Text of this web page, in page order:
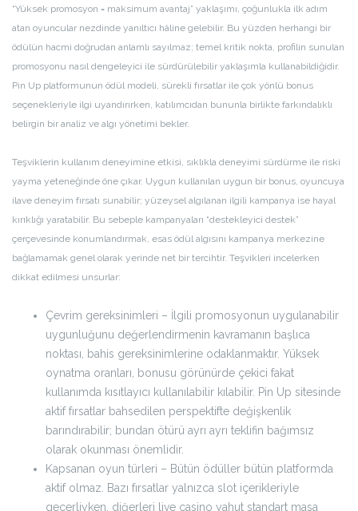
“Yüksek promosyon = maksimum avantaj” yaklaşımı, çoğunlukla ilk adım
atan oyuncular nezdinde yanıltıcı hâline gelebilir. Bu yüzden herhangi bir
ödülün hacmi doğrudan anlamlı sayılmaz; temel kritik nokta, profilin sunulan
promosyonu nasıl dengeleyici ile sürdürülebilir yaklaşımla kullanabildiğidir.
Pin Up platformunun ödül modeli, sürekli fırsatlar ile çok yönlü bonus
seçenekleriyle ilgi uyandırırken, katılımcıdan bununla birlikte farkındalıklı
belirgin bir analiz ve algı yönetimi bekler.
Teşviklerin kullanım deneyimine etkisi, sıklıkla deneyimi sürdürme ile riski
yayma yeteneğinde öne çıkar. Uygun kullanılan uygun bir bonus, oyuncuya
ilave deneyim fırsatı sunabilir; yüzeysel algılanan ilgili kampanya ise hayal
kırıklığı yaratabilir. Bu sebeple kampanyaları “destekleyici destek”
çerçevesinde konumlandırmak, esas ödül algısını kampanya merkezine
bağlamamak genel olarak yerinde net bir tercihtir. Teşvikleri incelerken
dikkat edilmesi unsurlar:
Çevrim gereksinimleri – İlgili promosyonun uygulanabilir
uygunluğunu değerlendirmenin kavramanın başlıca
noktası, bahis gereksinimlerine odaklanmaktır. Yüksek
oynatma oranları, bonusu görünürde çekici fakat
kullanımda kısıtlayıcı kullanılabilir kılabilir. Pin Up sitesinde
aktif fırsatlar bahsedilen perspektifte değişkenlik
barındırabilir; bundan ötürü ayrı ayrı teklifin bağımsız
olarak okunması önemlidir.
Kapsanan oyun türleri – Bütün ödüller bütün platformda
aktif olmaz. Bazı fırsatlar yalnızca slot içerikleriyle
geçerliyken, diğerleri live casino yahut standart masa